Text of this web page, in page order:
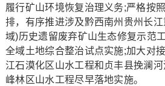
履行矿山环境恢复治理义务;严格按
排，有序推进涉及黔西南州贵州长
域)历史遗留废弃矿山生态修复示范
全域土地综合整治试点实施;加大对
江石漠化区山水工程和贞丰县挽澜
峰林区山水工程尽早落地实施。